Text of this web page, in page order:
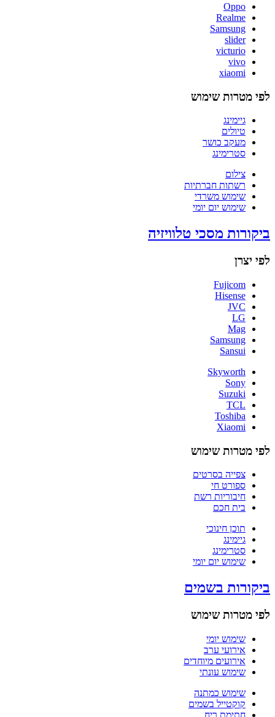
Oppo
Realme
Samsung
slider
victurio
vivo
xiaomi
לפי מטרות שימוש
גיימינג
טיולים
מעקב כושר
סטרימינג
צילום
רשתות חברתיות
שימוש משרדי
שימוש יום יומי
ביקורות מסכי טלוויזיה
לפי יצרן
Fujicom
Hisense
JVC
LG
Mag
Samsung
Sansui
Skyworth
Sony
Suzuki
TCL
Toshiba
Xiaomi
לפי מטרות שימוש
צפייה בסרטים
ספורט חי
חיבוריות רשת
בית חכם
תוכן חינוכי
גיימינג
סטרימינג
שימוש יום יומי
ביקורות בשמים
לפי מטרות שימוש
שימוש יומי
אירועי ערב
אירועים מיוחדים
שימוש עונתי
שימוש כמתנה
קוקטייל בשמים
חתימת ריח